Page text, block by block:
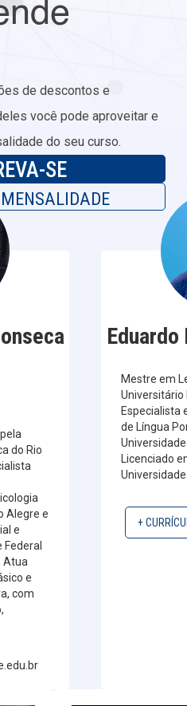
de descontos e
você pode aproveitar e
do seu curso.
SE
do Rio
Alegre e
e
Federal
Atua
e
com
Mestre em
Universitário
Especialista
de Língua
Licenciado
+